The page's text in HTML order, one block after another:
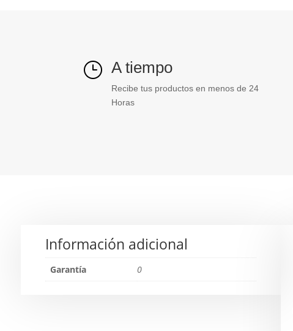
} A tiempo
Recibe tus productos en menos de 24
Horas
Información adicional
Garantía 0